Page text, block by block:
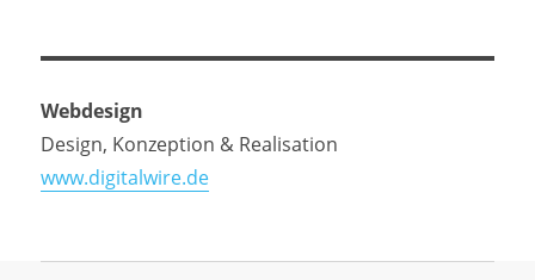
Webdesign
Design, Konzeption & Realisation
www.digitalwire.de